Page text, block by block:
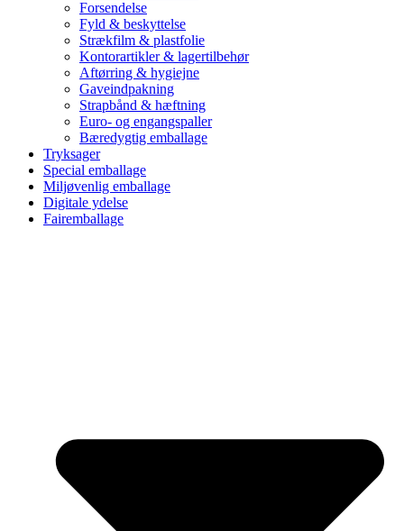
Forsendelse
Fyld & beskyttelse
Strækfilm & plastfolie
Kontorartikler & lagertilbehør
Aftørring & hygiejne
Gaveindpakning
Strapbånd & hæftning
Euro- og engangspaller
Bæredygtig emballage
Tryksager
Special emballage
Miljøvenlig emballage
Digitale ydelse
Fairemballage